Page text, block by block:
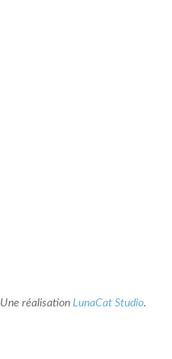
Une réalisation LunaCat Studio.